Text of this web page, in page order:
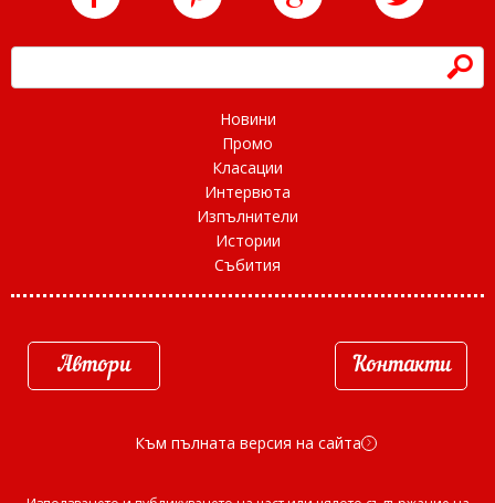
h
Новини
Промо
Класации
Интервюта
Изпълнители
Истории
Събития
Автори Контакти
Към пълната версия на сайта d